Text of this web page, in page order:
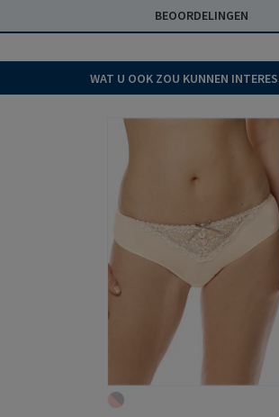
BEOORDELINGEN
WAT U OOK ZOU KUNNEN